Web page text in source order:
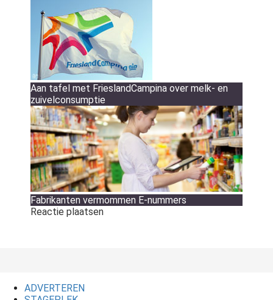
Aan tafel met FrieslandCampina over melk- en
zuivelconsumptie
Fabrikanten vermommen E-nummers
Reactie plaatsen
ADVERTEREN